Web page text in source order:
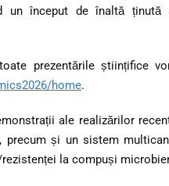
un început de înaltă ținută
prezentările științifice
home.
ale realizărilor
precum și un sistem
la compuși